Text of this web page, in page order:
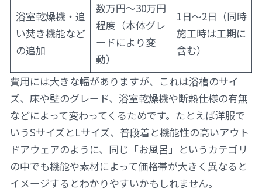
浴室乾燥機・追
い焚き機能など
の追加
数万円〜30万円
程度（本体グレ
ードにより変
動）
1日〜2日（同時
施工時は工期に
含む）
費用には大きな幅がありますが、これは浴槽のサイ
ズ、床や壁のグレード、浴室乾燥機や断熱仕様の有無
などによって変わってくるためです。たとえば洋服で
いうSサイズとLサイズ、普段着と機能性の高いアウト
ドアウェアのように、同じ「お風呂」というカテゴリ
の中でも機能や素材によって価格帯が大きく異なると
イメージするとわかりやすいかもしれません。